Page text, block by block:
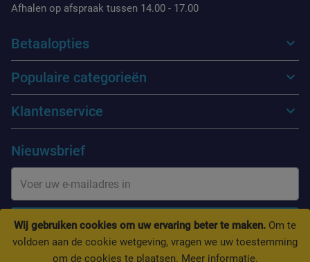
Wij gebruiken cookies om uw ervaring beter te maken. Om te
voldoen aan de cookie wetgeving, vragen we uw toestemming
om de cookies te plaatsen. Meer informatie.
Afhalen op afspraak tussen 14.00 - 17.00
Betaalopties
Populaire categorieën
Klantenservice
Nieuwsbrief
INSCHRIJVEN